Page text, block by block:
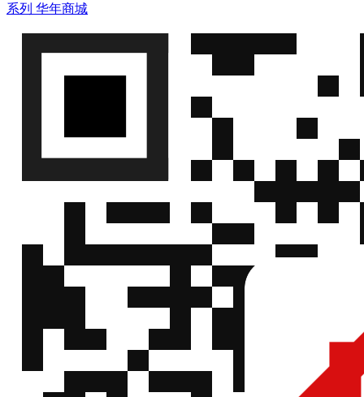
系列 华年商城